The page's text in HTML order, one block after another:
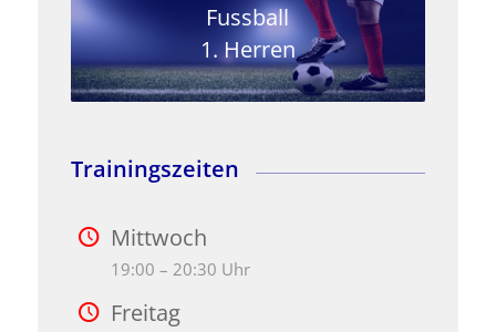
Fussball
1. Herren
Trainingszeiten
Mittwoch
19:00 – 20:30 Uhr
Freitag